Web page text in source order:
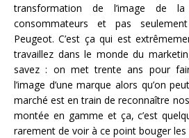
transformation de l’image de
consommateurs et pas
Peugeot. C’est ça qui est
travaillez dans le monde du
savez : on met trente ans pour
l’image d’une marque alors qu’on
marché est en train de reconnaître
montée en gamme et ça, c’est
rarement de voir à ce point bouger les